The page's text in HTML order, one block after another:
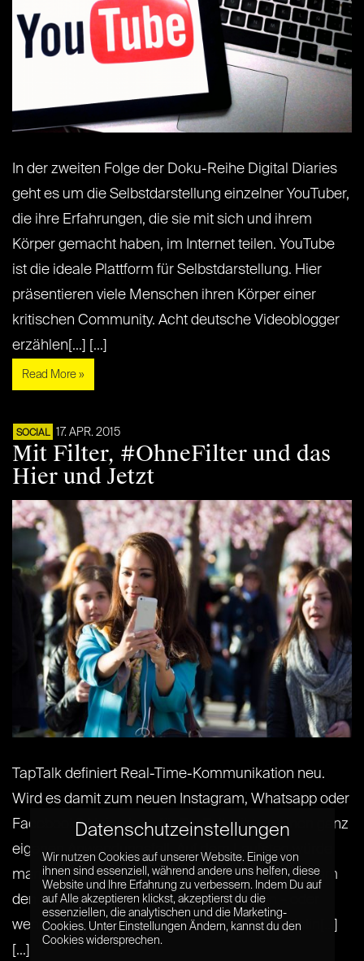
In der zweiten Folge der Doku-Reihe Digital Diaries
geht es um die Selbstdarstellung einzelner YouTuber,
die ihre Erfahrungen, die sie mit sich und ihrem
Körper gemacht haben, im Internet teilen. YouTube
ist die ideale Plattform für Selbstdarstellung. Hier
präsentieren viele Menschen ihren Körper einer
kritischen Community. Acht deutsche Videoblogger
erzählen[...] [...]
Read More »
SOCIAL 17. APR. 2015
Mit Filter, #OhneFilter und das
Hier und Jetzt
TapTalk definiert Real-Time-Kommunikation neu.
Wird es damit zum neuen Instagram, Whatsapp oder
Facebook? Nein, denn für TapTalk gibt es einen ganz
eigenen Anwendungsfall. Auf dem Laufsteg würde
man echt wohl “Nude Look” nennen, auf Instagram
den Hashtag NoFilter benutzen: Echt sein – oder
wenigstens so aussehen – ist die Königsdisziplin[...]
[...]
Datenschutzeinstellungen
Wir nutzen Cookies auf unserer Website. Einige von
ihnen sind essenziell, während andere uns helfen, diese
Website und Ihre Erfahrung zu verbessern. Indem Du auf
auf Alle akzeptieren klickst, akzeptierst du die
essenziellen, die analytischen und die Marketing-
Cookies. Unter Einstellungen Ändern, kannst du den
Cookies widersprechen.